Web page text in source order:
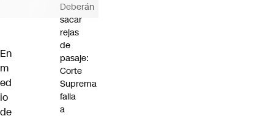
En
m
ed
io
de
Deberán
sacar
rejas
de
pasaje:
Corte
Suprema
falla
a